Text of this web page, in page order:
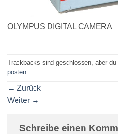
OLYMPUS DIGITAL CAMERA
Trackbacks sind geschlossen, aber du
posten.
← Zurück
Weiter →
Schreibe einen